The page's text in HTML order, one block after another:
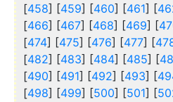
[458] [459] [460] [461] [
[466] [467] [468] [469] [
[474] [475] [476] [477] [
[482] [483] [484] [485] [
[490] [491] [492] [493] [
[498] [499] [500] [501] [